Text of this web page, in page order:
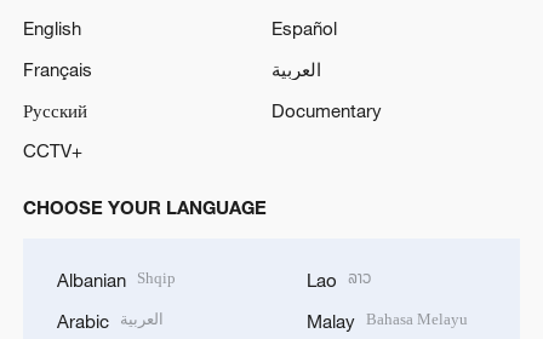
English
Español
Français
العربية
Русский
Documentary
CCTV+
CHOOSE YOUR LANGUAGE
Albanian Shqip
Arabic العربية
Lao ລາວ
Malay Bahasa Melayu